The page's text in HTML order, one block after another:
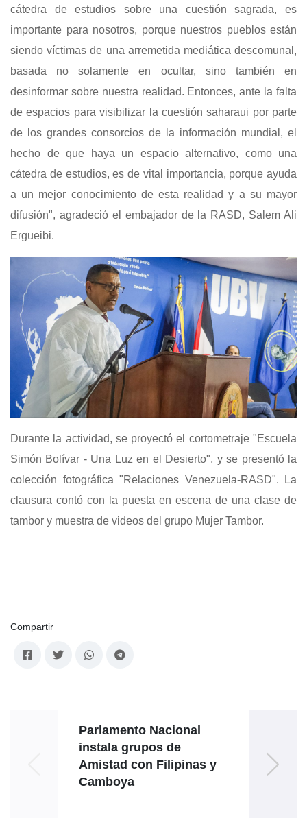
cátedra de estudios sobre una cuestión sagrada, es
importante para nosotros, porque nuestros pueblos están
siendo víctimas de una arremetida mediática descomunal,
basada no solamente en ocultar, sino también en
desinformar sobre nuestra realidad. Entonces, ante la falta
de espacios para visibilizar la cuestión saharaui por parte
de los grandes consorcios de la información mundial, el
hecho de que haya un espacio alternativo, como una
cátedra de estudios, es de vital importancia, porque ayuda
a un mejor conocimiento de esta realidad y a su mayor
difusión", agradeció el embajador de la RASD, Salem Ali
Ergueibi.
Durante la actividad, se proyectó el cortometraje "Escuela
Simón Bolívar - Una Luz en el Desierto", y se presentó la
colección fotográfica "Relaciones Venezuela-RASD". La
clausura contó con la puesta en escena de una clase de
tambor y muestra de videos del grupo Mujer Tambor.
Compartir
Parlamento Nacional
instala grupos de
Amistad con Filipinas y
Camboya